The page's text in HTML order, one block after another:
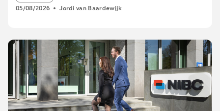
05/08/2026 Jordi van Baardewijk